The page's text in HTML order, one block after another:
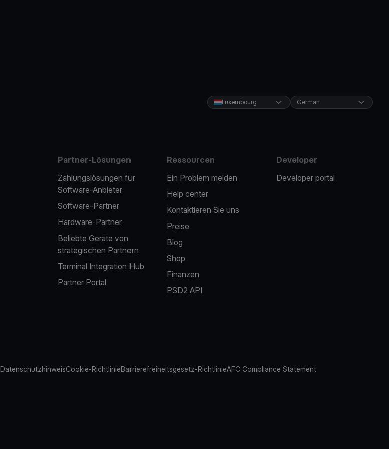
Luxembourg German
Partner-Lösungen
Zahlungslösungen für
Software-Anbieter
Software-Partner
Hardware-Partner
Beliebte Geräte von
strategischen Partnern
Terminal Integration Hub
Partner Portal
Ressourcen
Ein Problem melden
Help center
Kontaktieren Sie uns
Preise
Blog
Shop
Finanzen
PSD2 API
Developer
Developer portal
DatenschutzhinweisCookie-RichtlinieBarrierefreiheitsgesetz-RichtlinieAFC Compliance Statement